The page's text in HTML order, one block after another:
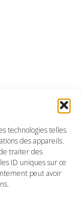
technologies telles
des appareils.
traiter des
ID uniques sur ce
peut avoir